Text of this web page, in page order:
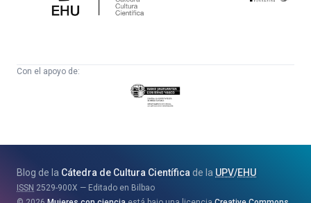
Científica
Con el apoyo de:
Eusko
Jaurlaritza
eta
Berrikuntza
Blog de la Cátedra de Cultura Científica de la UPV/EHU
ISSN 2529-900X
Editado en Bilbao